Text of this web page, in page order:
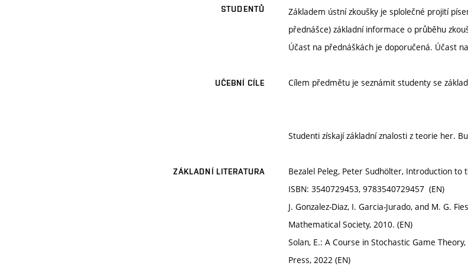
STUDENTŮ
Základem ústní zkoušky je splolečné projití
přednášce) základní informace o průběhu
Účast na přednáškách je doporučená. Účast
UČEBNÍ CÍLE Cílem předmětu je seznámit studenty se
Studenti získají základní znalosti z teorie her.
ZÁKLADNÍ LITERATURA
Bezalel Peleg, Peter Sudhölter, Introduction
ISBN: 3540729453, 9783540729457 (EN)
J. Gonzalez-Diaz, I. Garcia-Jurado, and M. G.
Mathematical Society, 2010. (EN)
Solan, E.: A Course in Stochastic Game
Press, 2022 (EN)